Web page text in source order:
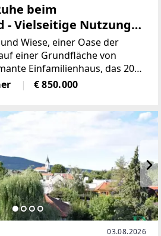
beim
- Vielseitige Nutzung
Wiese, einer Oase der
einer Grundfläche von
Einfamilienhaus, das 2022
die Einfahrt, die
PKWs bereit hält, gelangt man
€ 850.000
03.08.2026